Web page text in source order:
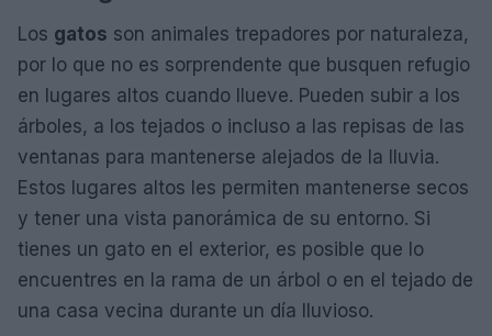
Los gatos son animales trepadores por naturaleza,
por lo que no es sorprendente que busquen refugio
en lugares altos cuando llueve. Pueden subir a los
árboles, a los tejados o incluso a las repisas de las
ventanas para mantenerse alejados de la lluvia.
Estos lugares altos les permiten mantenerse secos
y tener una vista panorámica de su entorno. Si
tienes un gato en el exterior, es posible que lo
encuentres en la rama de un árbol o en el tejado de
una casa vecina durante un día lluvioso.